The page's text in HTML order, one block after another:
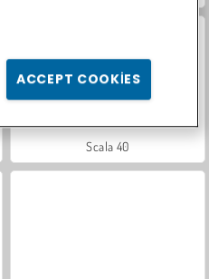
Scala 40
ACCEPT COOKIES